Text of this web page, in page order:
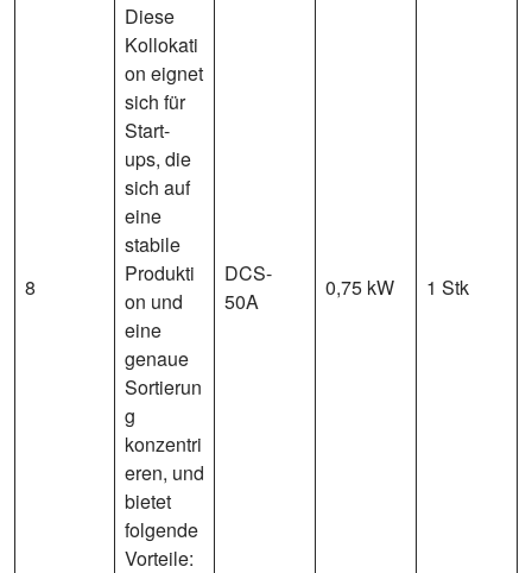
8
Diese
Kollokati
on eignet
sich für
Start-
ups, die
sich auf
eine
stabile
Produkti
on und
eine
genaue
Sortierun
g
konzentri
eren, und
bietet
folgende
Vorteile:
DCS-
50A
0,75 kW 1 Stk